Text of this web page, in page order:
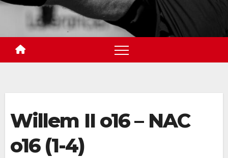
Willem II o16 – NAC
o16 (1-4)